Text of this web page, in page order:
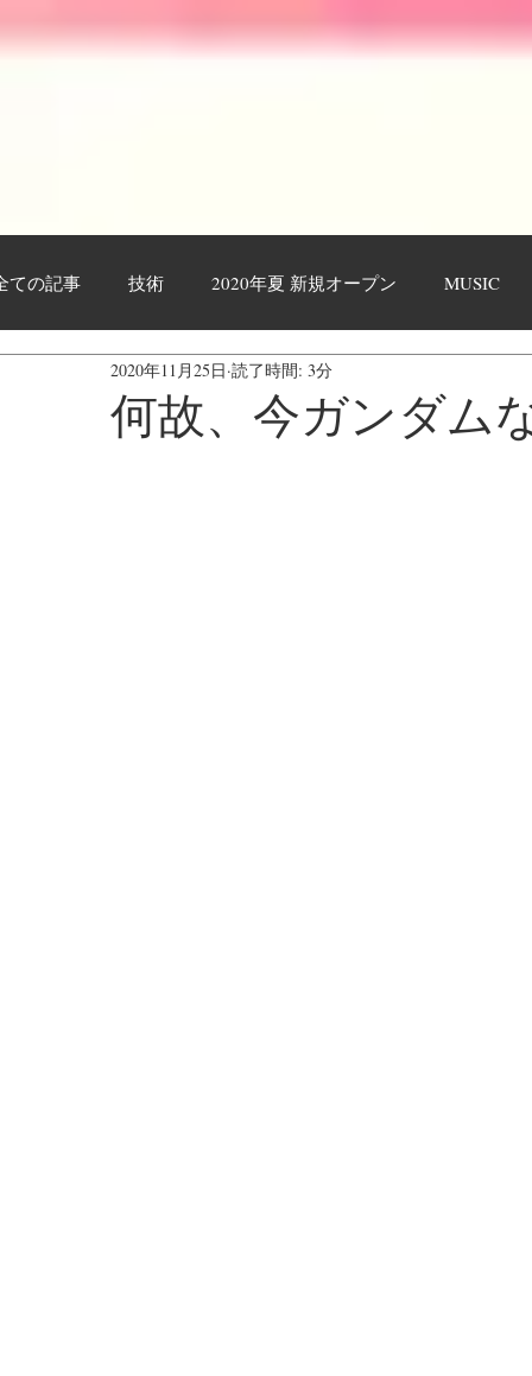
ての記事 技術 2020年夏 新規オープン MUSIC
作業工程・レポート 日々日記
何故、今ガンダム
2020年11月25日 読了時間: 3分